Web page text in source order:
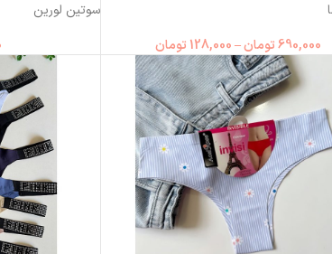
690,000تومان–
128,000 تومان
سوتین لورین